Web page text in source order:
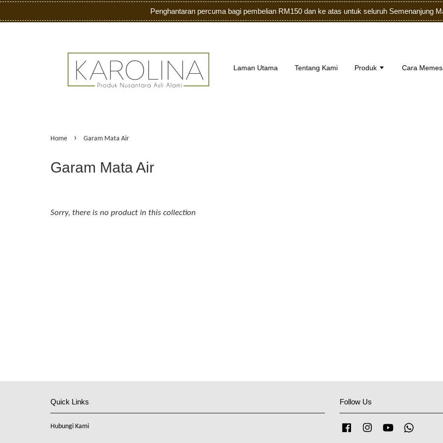
Penghantaran percuma bagi pembelian RM150 dan ke atas untuk seluruh Semenanjung
Laman Utama Tentang Kami Produk Cara
Home › Garam Mata Air
Garam Mata Air
Sorry, there is no product in this collection
Quick Links
Hubungi Kami
Follow Us
Facebook InstagramYouTube